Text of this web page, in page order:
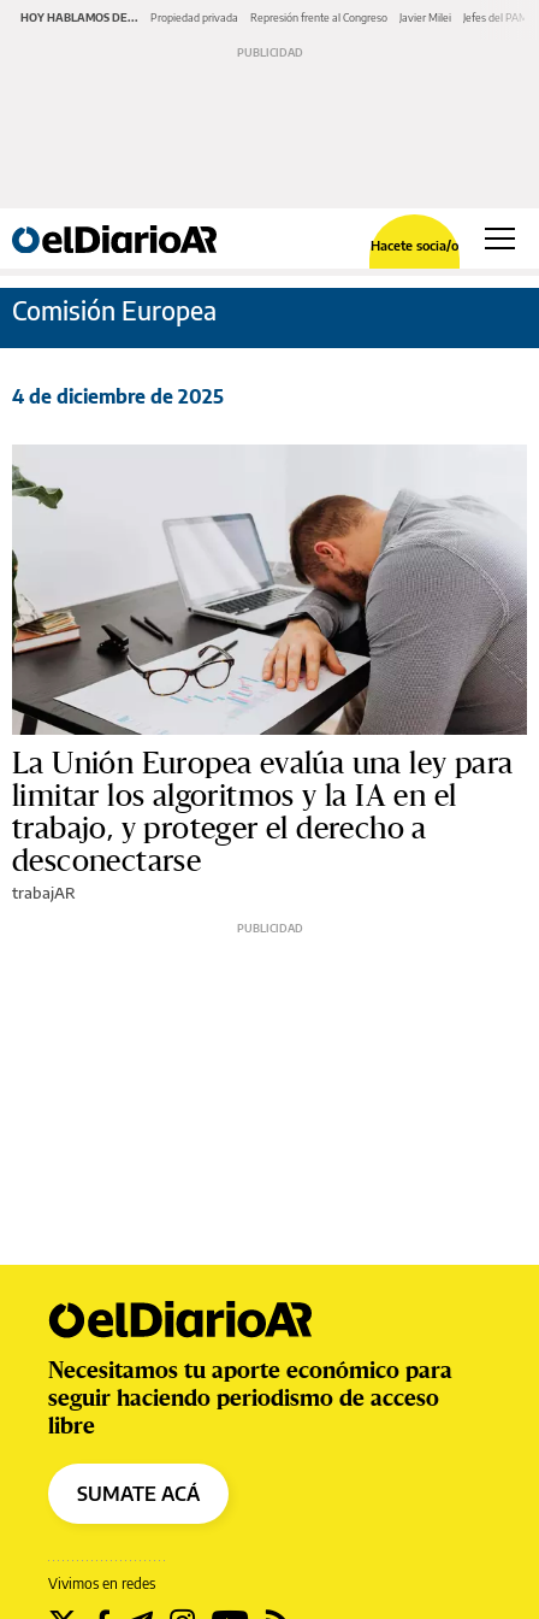
HOY HABLAMOS DE... Propiedad privada Represión frente al Congreso Javier Milei Jefes del PAMI
Hacete socia/o
Comisión Europea
4 de diciembre de 2025
La Unión Europea evalúa una ley para
limitar los algoritmos y la IA en el
trabajo, y proteger el derecho a
desconectarse
trabajAR
Vivimos en redes
Necesitamos tu aporte económico para
seguir haciendo periodismo de acceso
libre
SUMATE ACÁ